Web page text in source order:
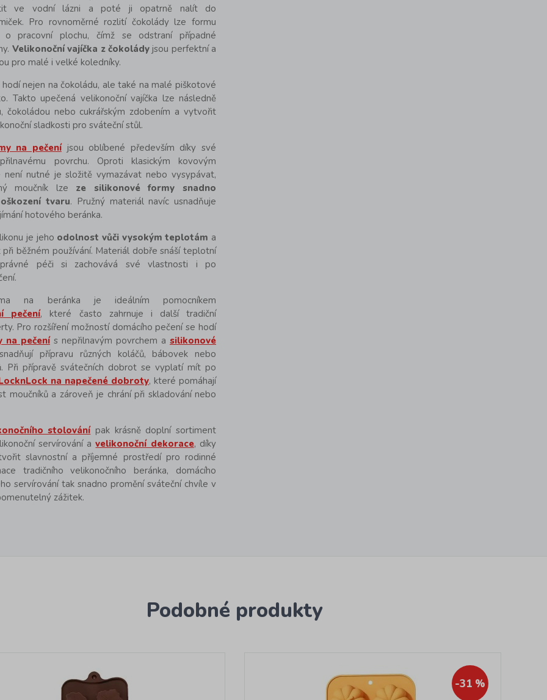
ve vodní lázni a poté ji opatrně nalít do
Pro rovnoměrné rozlití čokolády lze formu
o pracovní plochu, čímž se odstraní případné
Velikonoční vajíčka z čokoládyjsou perfektní a
pro malé i velké koledníky.
nejen na čokoládu, ale také na malé piškotové
Takto upečená velikonoční vajíčka lze následně
čokoládou nebo cukrářským zdobením a vytvořit
sladkosti pro sváteční stůl.
na pečení jsou oblíbené především díky své
povrchu. Oproti klasickým kovovým
nutné je složitě vymazávat nebo vysypávat,
moučník lze
ze silikonové formy snadno
tvaru. Pružný materiál navíc usnadňuje
hotového beránka.
je jeho odolnost vůči vysokým teplotám a
běžném používání. Materiál dobře snáší teplotní
péči si zachovává své vlastnosti i po
na beránka je ideálním pomocníkem
pečení, které často zahrnuje i další tradiční
Pro rozšíření možností domácího pečení se hodí
na pečenís nepřilnavým povrchem a silikonové
přípravu různých koláčů, bábovek nebo
Při přípravě svátečních dobrot se vyplatí mít po
na napečené dobroty, které pomáhají
moučníků a zároveň je chrání při skladování nebo
stolování pak krásně doplní sortiment
servírování a velikonoční dekorace, díky
slavnostní a příjemné prostředí pro rodinné
tradičního velikonočního beránka, domácího
servírování tak snadno promění sváteční chvíle v
zážitek.
Podobné produkty
-31 %